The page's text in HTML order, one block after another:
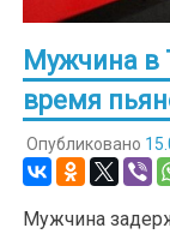
Мужчина в
время
Опубликовано
Мужчина